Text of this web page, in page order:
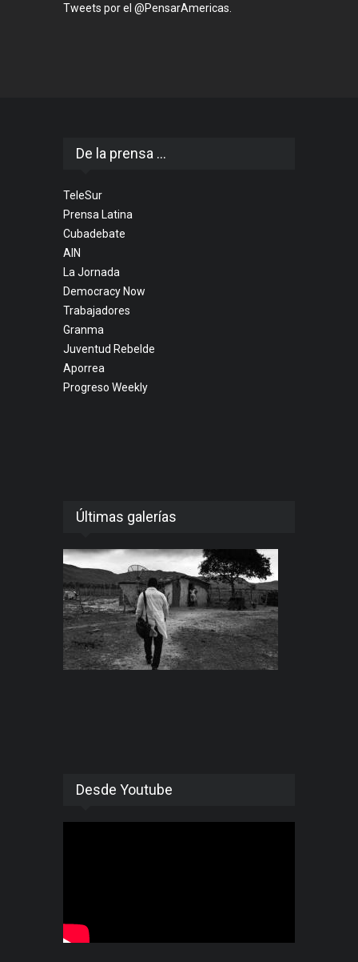
Tweets por el @PensarAmericas.
De la prensa ...
TeleSur
Prensa Latina
Cubadebate
AIN
La Jornada
Democracy Now
Trabajadores
Granma
Juventud Rebelde
Aporrea
Progreso Weekly
Últimas galerías
Desde Youtube